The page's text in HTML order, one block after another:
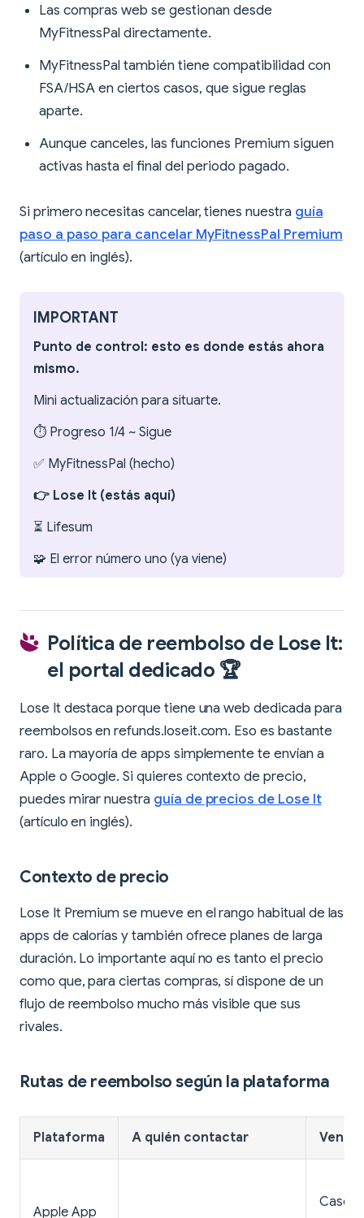
Las compras web se gestionan desde
MyFitnessPal directamente.
MyFitnessPal también tiene compatibilidad con
FSA/HSA en ciertos casos, que sigue reglas
aparte.
Aunque canceles, las funciones Premium siguen
activas hasta el final del periodo pagado.
Si primero necesitas cancelar, tienes nuestra guía
paso a paso para cancelar MyFitnessPal Premium
(artículo en inglés).
IMPORTANT
Punto de control: esto es donde estás ahora
mismo.
Mini actualización para situarte.
⏱️ Progreso 1/4 ~ Sigue
✅ MyFitnessPal (hecho)
👉 Lose It (estás aquí)
⏳ Lifesum
🧩 El error número uno (ya viene)
Política de reembolso de Lose It:
el portal dedicado 🏆
Lose It destaca porque tiene una web dedicada para
reembolsos en refunds.loseit.com. Eso es bastante
raro. La mayoría de apps simplemente te envían a
Apple o Google. Si quieres contexto de precio,
puedes mirar nuestra guía de precios de Lose It
(artículo en inglés).
Contexto de precio
Lose It Premium se mueve en el rango habitual de las
apps de calorías y también ofrece planes de larga
duración. Lo importante aquí no es tanto el precio
como que, para ciertas compras, sí dispone de un
flujo de reembolso mucho más visible que sus
rivales.
Rutas de reembolso según la plataforma
Plataforma A quién contactar
Apple App
Caso